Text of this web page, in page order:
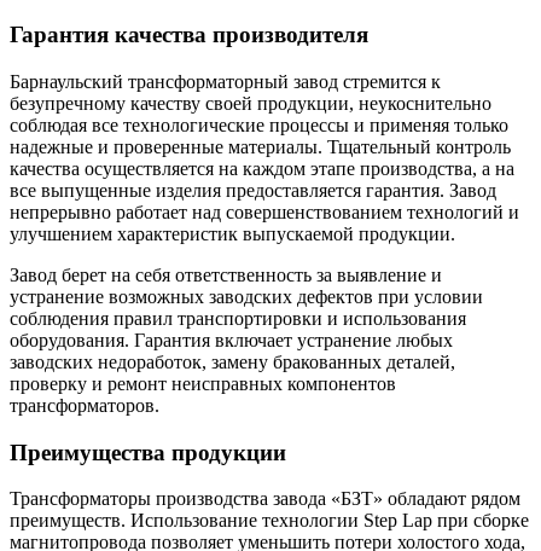
Гарантия качества производителя
Барнаульский трансформаторный завод стремится к
безупречному качеству своей продукции, неукоснительно
соблюдая все технологические процессы и применяя только
надежные и проверенные материалы. Тщательный контроль
качества осуществляется на каждом этапе производства, а на
все выпущенные изделия предоставляется гарантия. Завод
непрерывно работает над совершенствованием технологий и
улучшением характеристик выпускаемой продукции.
Завод берет на себя ответственность за выявление и
устранение возможных заводских дефектов при условии
соблюдения правил транспортировки и использования
оборудования. Гарантия включает устранение любых
заводских недоработок, замену бракованных деталей,
проверку и ремонт неисправных компонентов
трансформаторов.
Преимущества продукции
Трансформаторы производства завода «БЗТ» обладают рядом
преимуществ. Использование технологии Step Lap при сборке
магнитопровода позволяет уменьшить потери холостого хода,